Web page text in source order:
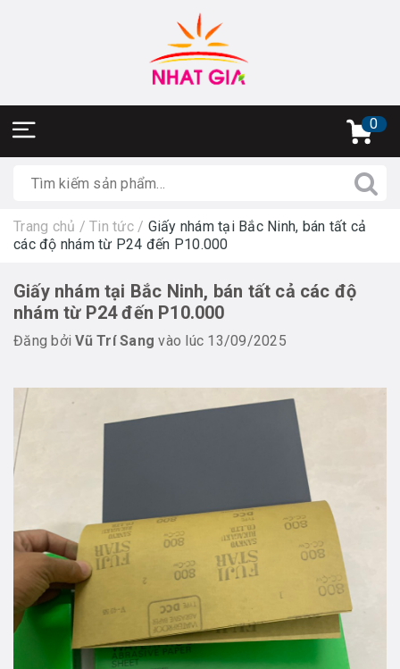
0
Trang chủ / Tin tức / Giấy nhám tại Bắc Ninh, bán tất cả
các độ nhám từ P24 đến P10.000
Giấy nhám tại Bắc Ninh, bán tất cả các độ
nhám từ P24 đến P10.000
Đăng bởiVũ Trí Sang vào lúc 13/09/2025